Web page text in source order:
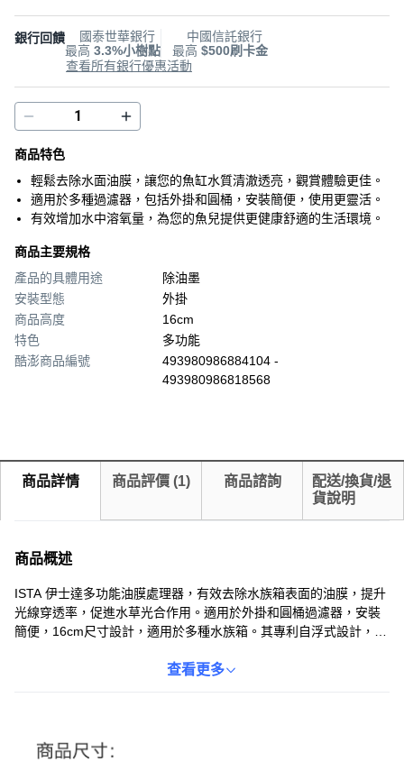
銀行回饋
國泰世華銀行
最高 3.3%小樹點
中國信託銀行
最高 $500刷卡金
查看所有銀行優惠活動
商品特色
輕鬆去除水面油膜，讓您的魚缸水質清澈透亮，觀賞體驗更佳。
適用於多種過濾器，包括外掛和圓桶，安裝簡便，使用更靈活。
有效增加水中溶氧量，為您的魚兒提供更健康舒適的生活環境。
商品主要規格
產品的具體用途
除油墨
安裝型態
外掛
商品高度
16cm
特色
多功能
酷澎商品編號
493980986884104 -
493980986818568
商品詳情 商品評價 (1) 商品諮詢
配送/換貨/退
貨說明
商品概述
ISTA 伊士達多功能油膜處理器，有效去除水族箱表面的油膜，提升
光線穿透率，促進水草光合作用。適用於外掛和圓桶過濾器，安裝
簡便，16cm尺寸設計，適用於多種水族箱。其專利自浮式設計，可
易阻塞且易於清洗，保持水質清潔。選擇ISTA，為您的水族箱提供
查看更多